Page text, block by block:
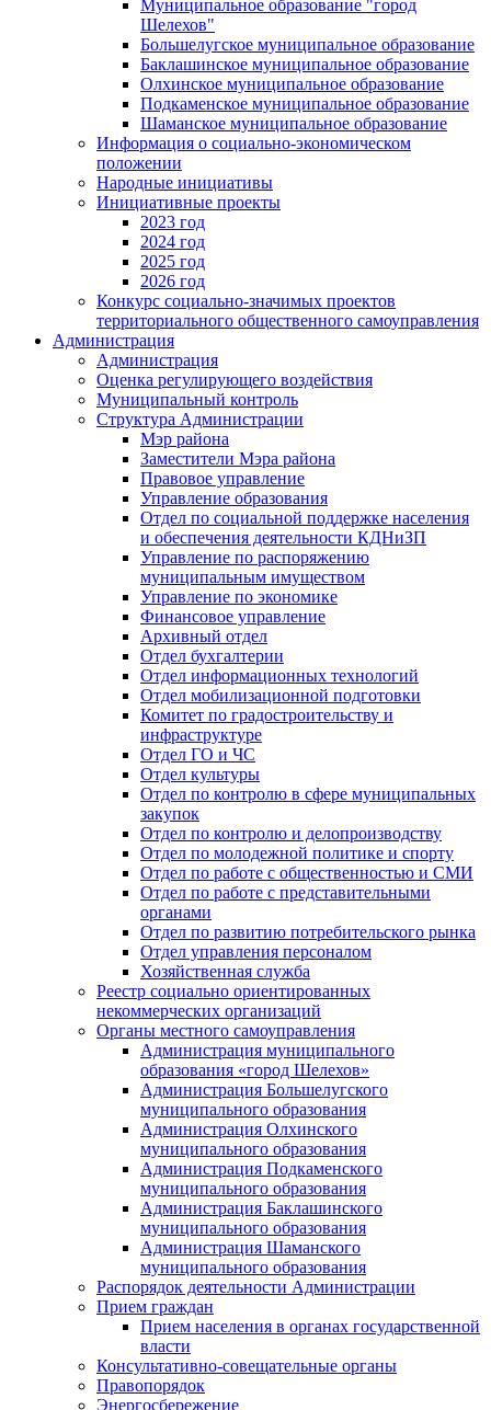
Муниципальное образование "город
Шелехов"
Большелугское муниципальное образование
Баклашинское муниципальное образование
Олхинское муниципальное образование
Подкаменское муниципальное образование
Шаманское муниципальное образование
Информация о социально-экономическом
положении
Народные инициативы
Инициативные проекты
2023 год
2024 год
2025 год
2026 год
Конкурс социально-значимых проектов
территориального общественного самоуправления
Администрация
Администрация
Оценка регулирующего воздействия
Муниципальный контроль
Структура Администрации
Мэр района
Заместители Мэра района
Правовое управление
Управление образования
Отдел по социальной поддержке населения
и обеспечения деятельности КДНиЗП
Управление по распоряжению
муниципальным имуществом
Управление по экономике
Финансовое управление
Архивный отдел
Отдел бухгалтерии
Отдел информационных технологий
Отдел мобилизационной подготовки
Комитет по градостроительству и
инфраструктуре
Отдел ГО и ЧС
Отдел культуры
Отдел по контролю в сфере муниципальных
закупок
Отдел по контролю и делопроизводству
Отдел по молодежной политике и спорту
Отдел по работе с общественностью и СМИ
Отдел по работе с представительными
органами
Отдел по развитию потребительского рынка
Отдел управления персоналом
Хозяйственная служба
Реестр социально ориентированных
некоммерческих организаций
Органы местного самоуправления
Администрация муниципального
образования «город Шелехов»
Администрация Большелугского
муниципального образования
Администрация Олхинского
муниципального образования
Администрация Подкаменского
муниципального образования
Администрация Баклашинского
муниципального образования
Администрация Шаманского
муниципального образования
Распорядок деятельности Администрации
Прием граждан
Прием населения в органах государственной
власти
Консультативно-совещательные органы
Правопорядок
Энергосбережение